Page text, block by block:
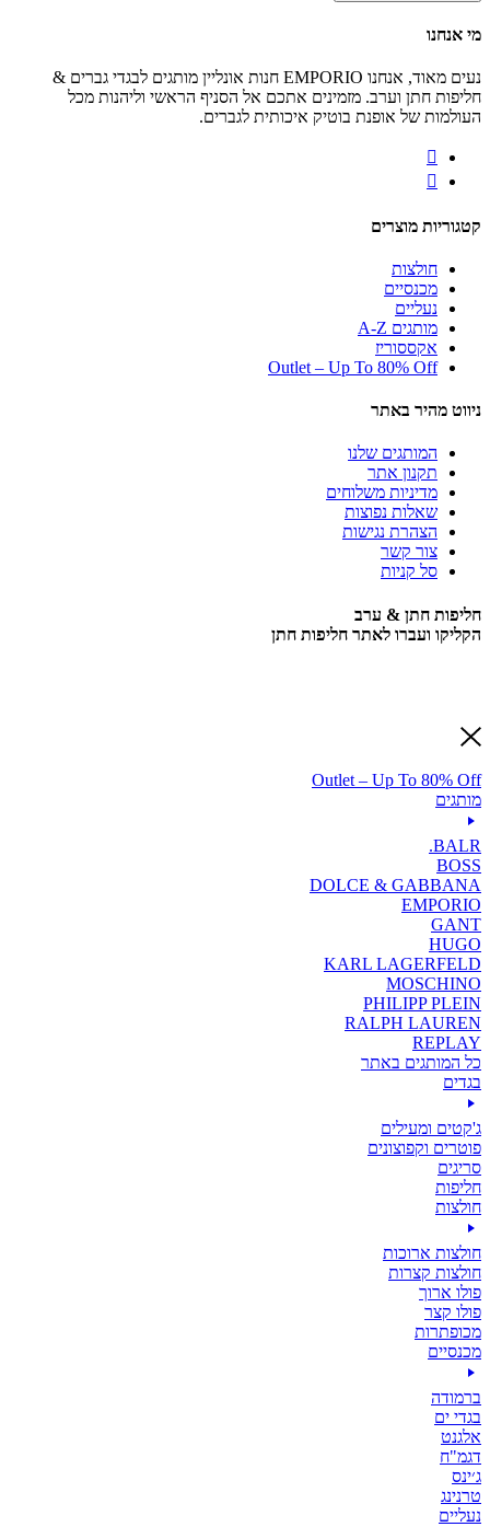
מי אנחנו
נעים מאוד, אנחנו EMPORIO חנות אונליין מותגים לבגדי גברים &
חליפות חתן וערב. מזמינים אתכם אל הסניף הראשי וליהנות מכל
העולמות של אופנת בוטיק איכותית לגברים.
קטגוריות מוצרים
חולצות
מכנסיים
נעליים
מותגים A-Z
אקססוריז
Outlet – Up To 80% Off
ניווט מהיר באתר
המותגים שלנו
תקנון אתר
מדיניות משלוחים
שאלות נפוצות
הצהרת נגישות
צור קשר
סל קניות
חליפות חתן & ערב
הקליקו ועברו לאתר חליפות חתן
Outlet – Up To 80% Off
מותגים
BALR.
BOSS
DOLCE & GABBANA
EMPORIO
GANT
HUGO
KARL LAGERFELD
MOSCHINO
PHILIPP PLEIN
RALPH LAUREN
REPLAY
כל המותגים באתר
בגדים
ג'קטים ומעילים
פוטרים וקפוצונים
סריגים
חליפות
חולצות
חולצות ארוכות
חולצות קצרות
פולו ארוך
פולו קצר
מכופתרות
מכנסיים
ברמודה
בגדי ים
אלגנט
דגמ"ח
ג׳ינס
טרנינג
נעליים